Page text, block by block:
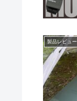
製品レビュー